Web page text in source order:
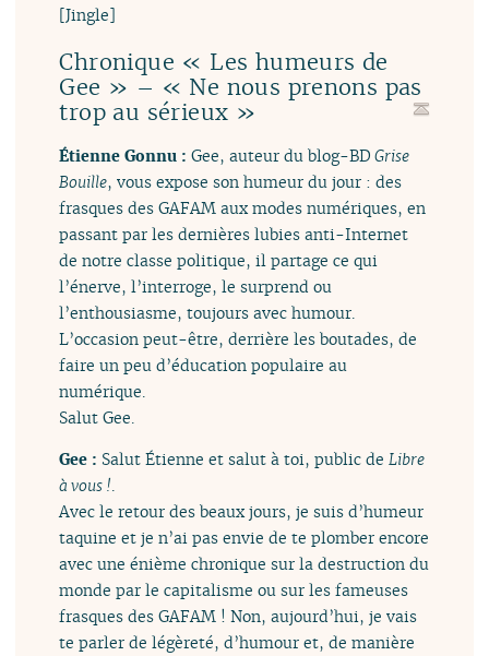
[Jingle]
Chronique « Les humeurs de
Gee » – « Ne nous prenons pas
trop au sérieux »
Étienne Gonnu :Gee, auteur du blog-BDGrise
Bouille, vous expose son humeur du jour : des
frasques des GAFAM aux modes numériques, en
passant par les dernières lubies anti-Internet
de notre classe politique, il partage ce qui
l’énerve, l’interroge, le surprend ou
l’enthousiasme, toujours avec humour.
L’occasion peut-être, derrière les boutades, de
faire un peu d’éducation populaire au
numérique.
Salut Gee.
Gee : Salut Étienne et salut à toi, public deLibre
à vous !.
Avec le retour des beaux jours, je suis d’humeur
taquine et je n’ai pas envie de te plomber encore
avec une énième chronique sur la destruction du
monde par le capitalisme ou sur les fameuses
frasques des GAFAM ! Non, aujourd’hui, je vais
te parler de légèreté, d’humour et, de manière